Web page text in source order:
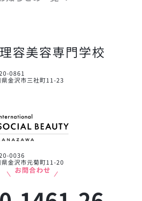
容美容専門学校
0861
県金沢市三社町11-23
0036
県金沢市元菊町11-20